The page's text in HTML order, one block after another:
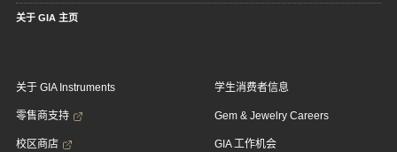
关于 GIA 主页
关于 GIA Instruments
零售商支持
校区商店
学生消费者信息
Gem & Jewelry Careers
GIA 工作机会